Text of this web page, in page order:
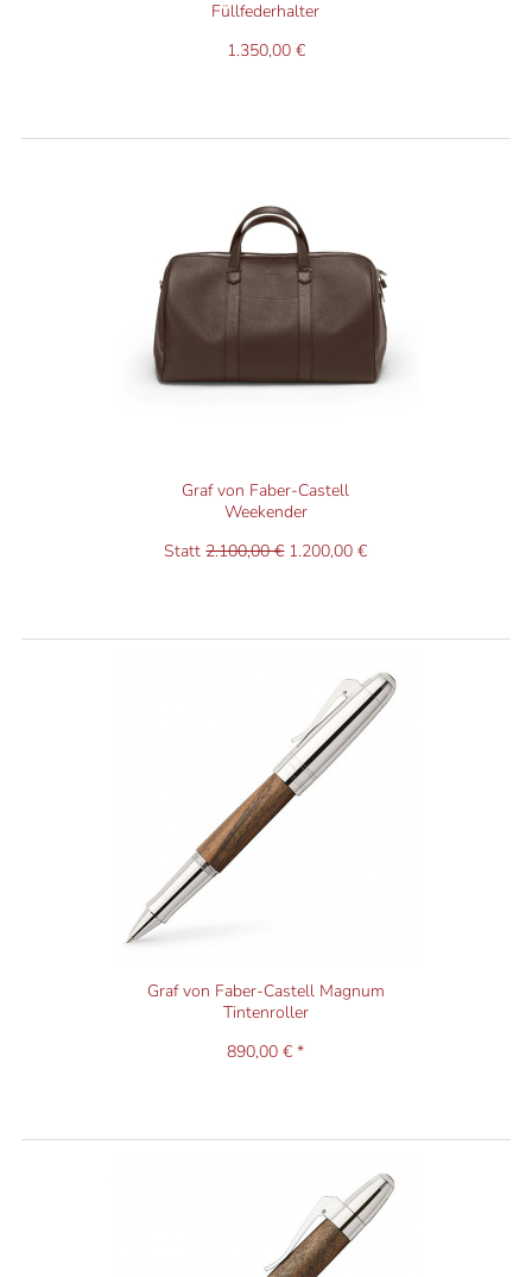
Füllfederhalter
1.350,00 €
Graf von Faber-Castell
Weekender
Statt2.100,00 € 1.200,00 €
Graf von Faber-Castell Magnum
Tintenroller
890,00 € *